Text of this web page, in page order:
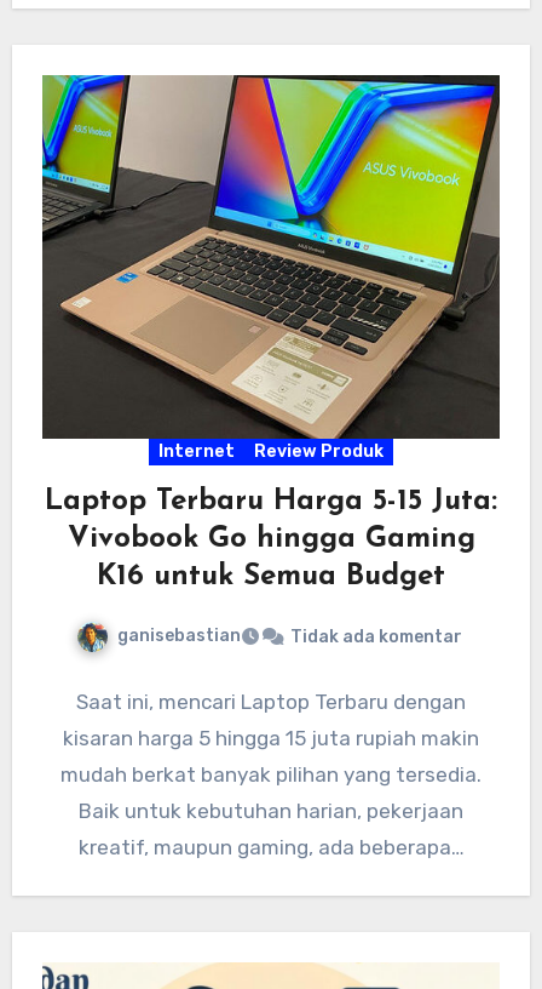
Internet Review Produk
Laptop Terbaru Harga 5-15 Juta:
Vivobook Go hingga Gaming
K16 untuk Semua Budget
ganisebastian Tidak ada komentar
Saat ini, mencari Laptop Terbaru dengan
kisaran harga 5 hingga 15 juta rupiah makin
mudah berkat banyak pilihan yang tersedia.
Baik untuk kebutuhan harian, pekerjaan
kreatif, maupun gaming, ada beberapa…